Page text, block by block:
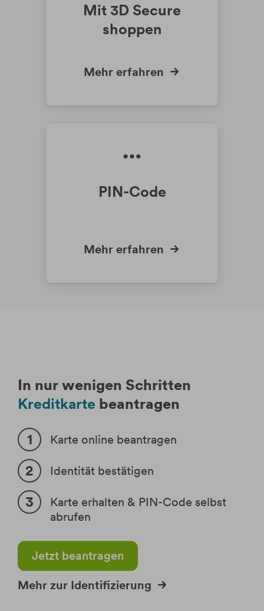
Mit 3D Secure
shoppen
Mehr erfahren
PIN-Code
Mehr erfahren
In nur wenigen Schritten
Kreditkarte beantragen
Karte online beantragen
Identität bestätigen
Karte erhalten & PIN-Code selbst
abrufen
Jetzt beantragen
Mehr zur Identifizierung